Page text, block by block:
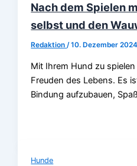
Nach dem Spielen
selbst und den
Redaktion/10. Dezember 2024
Mit Ihrem Hund zu
Freuden des Lebens. Es
Bindung aufzubauen, Spaß
Hunde